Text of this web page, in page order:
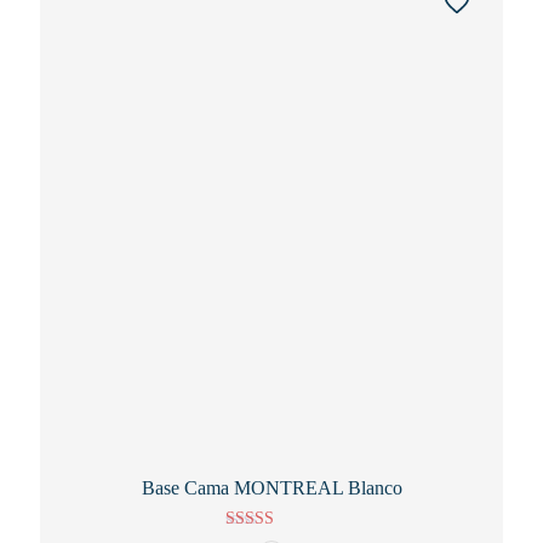
Base Cama MONTREAL Blanco